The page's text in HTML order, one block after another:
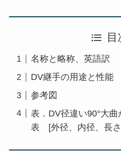
目
名称と略称、英語訳
DV継手の用途と性能
参考図
表．DV径違い90°大
表 [外径、内径、長